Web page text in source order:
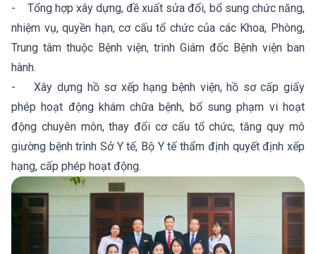
- Tổng hợp xây dựng, đề xuất sửa đổi, bổ sung chức năng,
nhiệm vụ, quyền hạn, cơ cấu tổ chức của các Khoa, Phòng,
Trung tâm thuộc Bệnh viện, trình Giám đốc Bệnh viện ban
hành.
- Xây dựng hồ sơ xếp hạng bệnh viện, hồ sơ cấp giấy
phép hoạt động khám chữa bệnh, bổ sung phạm vi hoạt
động chuyên môn, thay đổi cơ cấu tổ chức, tăng quy mô
giường bệnh trình Sở Y tế, Bộ Y tế thẩm định quyết định xếp
hạng, cấp phép hoạt động.